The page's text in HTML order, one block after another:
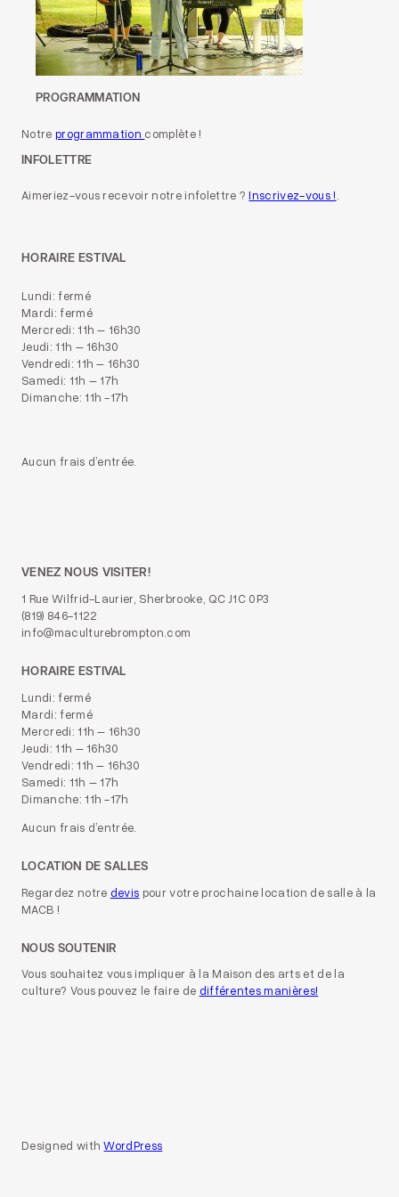
PROGRAMMATION
Notre programmation complète !
INFOLETTRE
Aimeriez-vous recevoir notre infolettre ?Inscrivez-vous !.
HORAIRE ESTIVAL
Lundi: fermé
Mardi: fermé
Mercredi: 11h – 16h30
Jeudi: 11h – 16h30
Vendredi: 11h – 16h30
Samedi: 11h – 17h
Dimanche: 11h -17h
Aucun frais d’entrée.
VENEZ NOUS VISITER!
1 Rue Wilfrid-Laurier, Sherbrooke, QC J1C 0P3
(819) 846-1122
info@maculturebrompton.com
HORAIRE ESTIVAL
Lundi: fermé
Mardi: fermé
Mercredi: 11h – 16h30
Jeudi: 11h – 16h30
Vendredi: 11h – 16h30
Samedi: 11h – 17h
Dimanche: 11h -17h
Aucun frais d’entrée.
LOCATION DE SALLES
Regardez notre devis pour votre prochaine location de salle à la
MACB !
NOUS SOUTENIR
Vous souhaitez vous impliquer à la Maison des arts et de la
culture? Vous pouvez le faire de différentes manières!
Designed withWordPress